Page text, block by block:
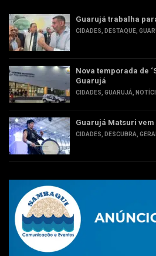
Guarujá trabalha
CIDADES, DESTAQUE,
Nova temporada de
Guarujá
CIDADES, GUARUJÁ,
Guarujá Matsuri vem
CIDADES, DESCUBRA,